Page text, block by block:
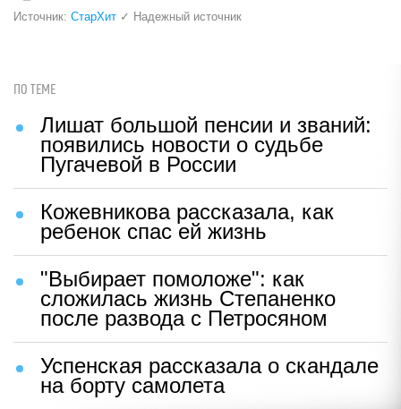
Источник: СтарХит ✓ Надежный источник
ПО ТЕМЕ
Лишат большой пенсии и званий:
появились новости о судьбе
Пугачевой в России
Кожевникова рассказала, как
ребенок спас ей жизнь
"Выбирает помоложе": как
сложилась жизнь Степаненко
после развода с Петросяном
Успенская рассказала о скандале
на борту самолета